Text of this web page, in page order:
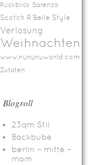
Rückblick Sarenza
Scotch R'Belle Style
Verlosung
Weihnachten
www.nununuworld.com
Zutaten
Blogroll
23qm Stil
Backbube
berlin – mitte –
mom